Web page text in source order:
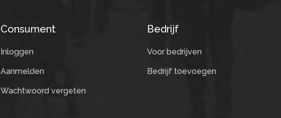
Consument
Inloggen
Aanmelden
Wachtwoord vergeten
Bedrijf
Voor bedrijven
Bedrijf toevoegen